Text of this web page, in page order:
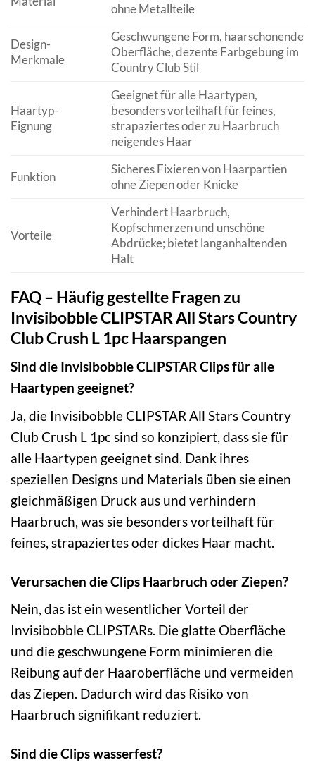
ohne Metallteile
Design-
Merkmale
Geschwungene Form, haarschonende
Oberfläche, dezente Farbgebung im
Country Club Stil
Haartyp-
Eignung
Geeignet für alle Haartypen,
besonders vorteilhaft für feines,
strapaziertes oder zu Haarbruch
neigendes Haar
Funktion
Sicheres Fixieren von Haarpartien
ohne Ziepen oder Knicke
Vorteile
Verhindert Haarbruch,
Kopfschmerzen und unschöne
Abdrücke; bietet langanhaltenden
Halt
FAQ – Häufig gestellte Fragen zu
Invisibobble CLIPSTAR All Stars Country
Club Crush L 1pc Haarspangen
Sind die Invisibobble CLIPSTAR Clips für alle
Haartypen geeignet?
Ja, die Invisibobble CLIPSTAR All Stars Country
Club Crush L 1pc sind so konzipiert, dass sie für
alle Haartypen geeignet sind. Dank ihres
speziellen Designs und Materials üben sie einen
gleichmäßigen Druck aus und verhindern
Haarbruch, was sie besonders vorteilhaft für
feines, strapaziertes oder dickes Haar macht.
Verursachen die Clips Haarbruch oder Ziepen?
Nein, das ist ein wesentlicher Vorteil der
Invisibobble CLIPSTARs. Die glatte Oberfläche
und die geschwungene Form minimieren die
Reibung auf der Haaroberfläche und vermeiden
das Ziepen. Dadurch wird das Risiko von
Haarbruch signifikant reduziert.
Sind die Clips wasserfest?